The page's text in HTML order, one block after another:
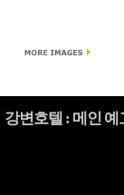
강변호텔 : 메인 예